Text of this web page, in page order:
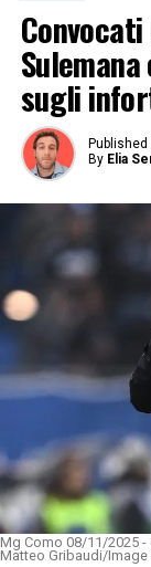
sugli
Published
By Elia
Mg Como 08/11/2025
Matteo Gribaudi/